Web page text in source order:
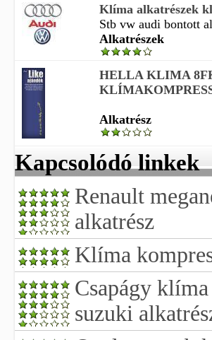
Klíma alkatrészek
Stb vw audi bontott
Alkatrészek
HELLA KLIMA
Alkatrész
Kapcsolódó linkek
Renault
alkatrész
Klíma
Csapágy
suzuki